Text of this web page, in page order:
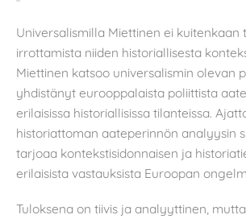
Universalismilla Miettinen ei kuitenkaan
irrottamista niiden historiallisesta
Miettinen katsoo universalismin olevan
yhdistänyt eurooppalaista poliittista
erilaisissa historiallisissa tilanteissa.
historiattoman aateperinnön analyysin
tarjoaa kontekstisidonnaisen ja
erilaisista vastauksista Euroopan
Tuloksena on tiivis ja analyyttinen,